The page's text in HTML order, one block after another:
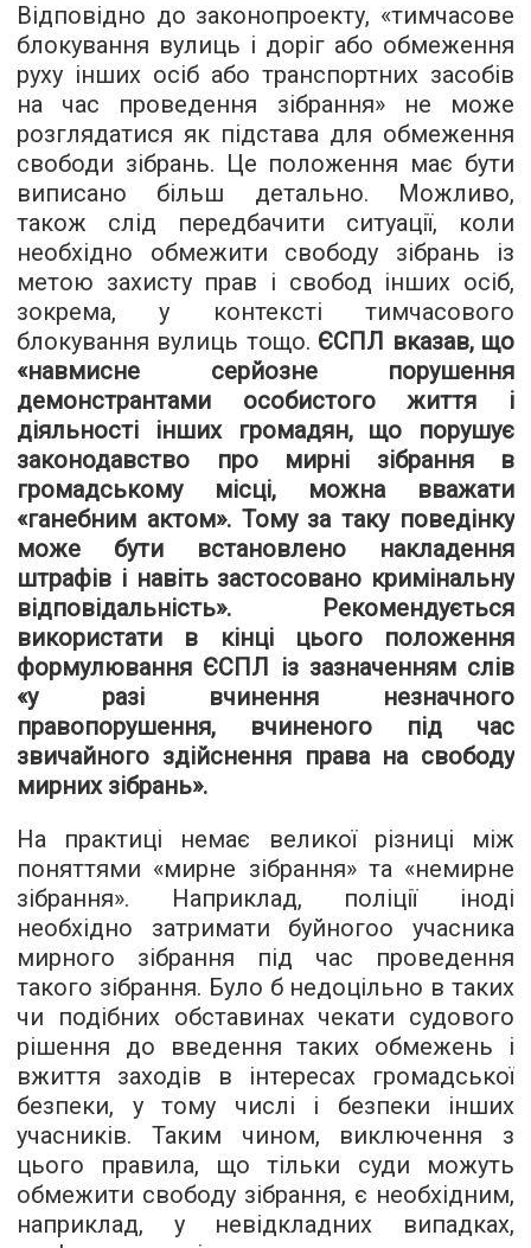
Відповідно до законопроекту, «тимчасове
блокування вулиць і доріг або обмеження
руху інших осіб або транспортних засобів
на час проведення зібрання» не може
розглядатися як підстава для обмеження
свободи зібрань. Це положення має бути
виписано більш детально. Можливо,
також слід передбачити ситуації, коли
необхідно обмежити свободу зібрань із
метою захисту прав і свобод інших осіб,
зокрема, у контексті тимчасового
блокування вулиць тощо. ЄСПЛ вказав, що
«навмисне серйозне порушення
демонстрантами особистого життя і
діяльності інших громадян, що порушує
законодавство про мирні зібрання в
громадському місці, можна вважати
«ганебним актом». Тому за таку поведінку
може бути встановлено накладення
штрафів і навіть застосовано кримінальну
відповідальність». Рекомендується
використати в кінці цього положення
формулювання ЄСПЛ із зазначенням слів
«у разі вчинення незначного
правопорушення, вчиненого під час
звичайного здійснення права на свободу
мирних зібрань».
На практиці немає великої різниці між
поняттями «мирне зібрання» та «немирне
зібрання». Наприклад, поліції іноді
необхідно затримати буйногоо учасника
мирного зібрання під час проведення
такого зібрання. Було б недоцільно в таких
чи подібних обставинах чекати судового
рішення до введення таких обмежень і
вжиття заходів в інтересах громадської
безпеки, у тому числі і безпеки інших
учасників. Таким чином, виключення з
цього правила, що тільки суди можуть
обмежити свободу зібрання, є необхідним,
наприклад, у невідкладних випадках,